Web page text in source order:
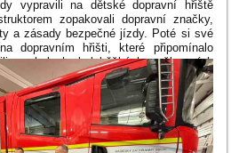
vypravili na dětské dopravní hřiště
zopakovali dopravní značky,
a zásady bezpečné jízdy. Poté si své
dopravním hřišti, které připomínalo
na kolech, koloběžkách a šlapacích
zastavovali na křižovatkách
i semafory. Akce byla pro všechny
si odnesly nové zkušenosti a důležité
základní pravidla silničního provozu
Přínos této akce navíc podtrhuje
letních prázdnin.Děkujeme Středisku